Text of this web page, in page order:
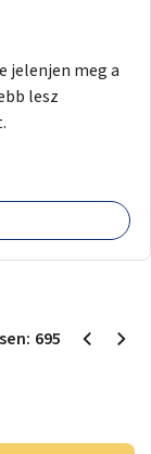
jelenjen meg a
lesz
695